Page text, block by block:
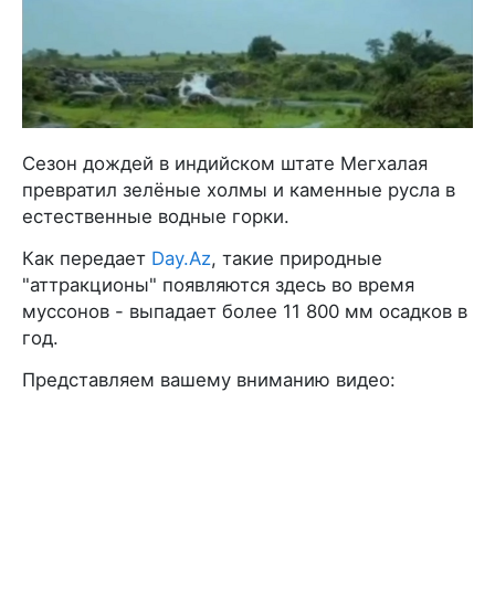
Сезон дождей в индийском штате Мегхалая
превратил зелёные холмы и каменные русла в
естественные водные горки.
Как передает Day.Az, такие природные
"аттракционы" появляются здесь во время
муссонов - выпадает более 11 800 мм осадков в
год.
Представляем вашему вниманию видео: